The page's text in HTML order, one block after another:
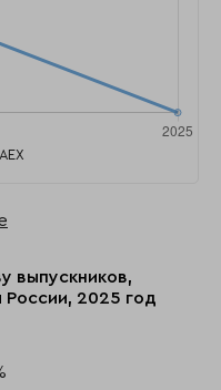
выпускников,
2025 год